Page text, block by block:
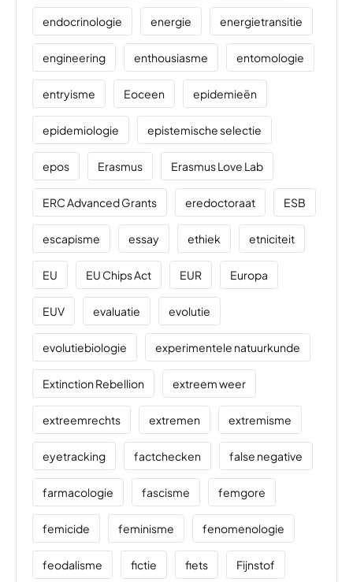
endocrinologie energie energietransitie
engineering enthousiasme entomologie
entryisme Eoceen epidemieën
epidemiologie epistemische selectie
epos Erasmus Erasmus Love Lab
ERC Advanced Grants eredoctoraat ESB
escapisme essay ethiek etniciteit
EU EU Chips Act EUR Europa
EUV evaluatie evolutie
evolutiebiologie experimentele natuurkunde
Extinction Rebellion extreem weer
extreemrechts extremen extremisme
eyetracking factchecken false negative
farmacologie fascisme femgore
femicide feminisme fenomenologie
feodalisme fictie fiets Fijnstof